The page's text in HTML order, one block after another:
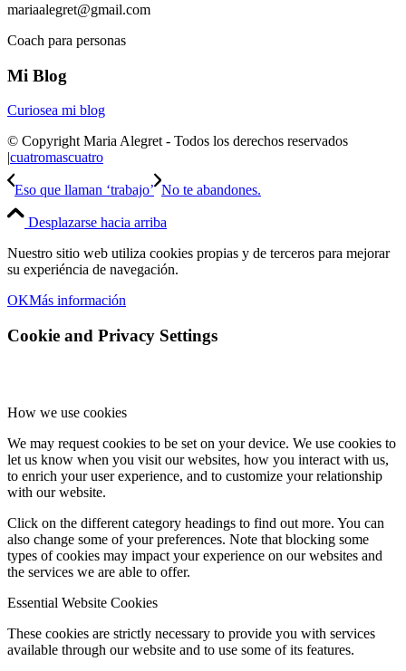
mariaalegret@gmail.com
Coach para personas
Mi Blog
Curiosea mi blog
© Copyright Maria Alegret - Todos los derechos reservados
|cuatromascuatro
Eso que llaman ‘trabajo’ No te abandones.
Desplazarse hacia arriba
Nuestro sitio web utiliza cookies propias y de terceros para mejorar
su experiéncia de navegación.
OKMás información
Cookie and Privacy Settings
How we use cookies
We may request cookies to be set on your device. We use cookies to
let us know when you visit our websites, how you interact with us,
to enrich your user experience, and to customize your relationship
with our website.
Click on the different category headings to find out more. You can
also change some of your preferences. Note that blocking some
types of cookies may impact your experience on our websites and
the services we are able to offer.
Essential Website Cookies
These cookies are strictly necessary to provide you with services
available through our website and to use some of its features.